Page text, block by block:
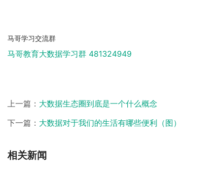
马哥学习交流群
马哥教育大数据学习群 481324949
上一篇： 大数据生态圈到底是一个什么概念
下一篇： 大数据对于我们的生活有哪些便利（图）
相关新闻